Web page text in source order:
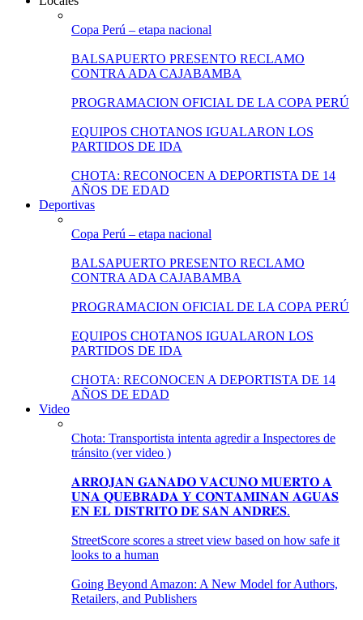
Copa Perú – etapa nacional
BALSAPUERTO PRESENTO RECLAMO
CONTRA ADA CAJABAMBA
PROGRAMACION OFICIAL DE LA COPA PERÚ
EQUIPOS CHOTANOS IGUALARON LOS
PARTIDOS DE IDA
CHOTA: RECONOCEN A DEPORTISTA DE 14
AÑOS DE EDAD
Deportivas
Copa Perú – etapa nacional
BALSAPUERTO PRESENTO RECLAMO
CONTRA ADA CAJABAMBA
PROGRAMACION OFICIAL DE LA COPA PERÚ
EQUIPOS CHOTANOS IGUALARON LOS
PARTIDOS DE IDA
CHOTA: RECONOCEN A DEPORTISTA DE 14
AÑOS DE EDAD
Video
Chota: Transportista intenta agredir a Inspectores de
tránsito (ver video )
𝐀𝐑𝐑𝐎𝐉𝐀𝐍 𝐆𝐀𝐍𝐀𝐃𝐎 𝐕𝐀𝐂𝐔𝐍𝐎 𝐌𝐔𝐄𝐑𝐓𝐎 𝐀
𝐔𝐍𝐀 𝐐𝐔𝐄𝐁𝐑𝐀𝐃𝐀 𝐘 𝐂𝐎𝐍𝐓𝐀𝐌𝐈𝐍𝐀𝐍 𝐀𝐆𝐔𝐀𝐒
𝐄𝐍 𝐄𝐋 𝐃𝐈𝐒𝐓𝐑𝐈𝐓𝐎 𝐃𝐄 𝐒𝐀𝐍 𝐀𝐍𝐃𝐑𝐄́𝐒.
StreetScore scores a street view based on how safe it
looks to a human
Going Beyond Amazon: A New Model for Authors,
Retailers, and Publishers